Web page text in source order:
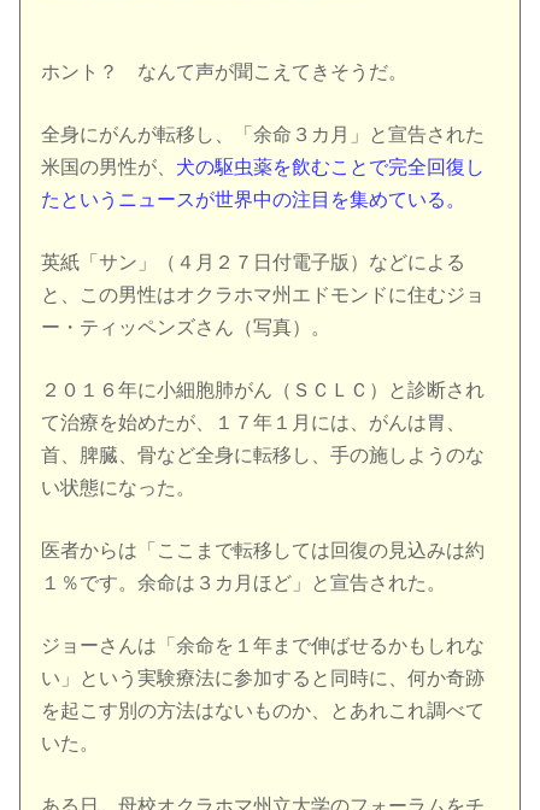
ホント？ なんて声が聞こえてきそうだ。
全身にがんが転移し、「余命３カ月」と宣告された
米国の男性が、 犬の駆虫薬を飲むことで完全回復し
たというニュースが世界中の注目を集めている。
英紙「サン」（４月２７日付電子版）などによる
と、この男性はオクラホマ州エドモンドに住むジョ
ー・ティッペンズさん（写真）。
２０１６年に小細胞肺がん （ＳＣＬＣ）と診断され
て治療を始めたが、１７年１月には、がんは胃、
首、脾臓、骨など全身に転移し、手の施しようのな
い状態になった。
医者からは「ここまで転移しては回復の見込みは約
１％です。余命は３カ月ほど」と宣告された。
ジョーさんは「余命を１年まで伸ばせるかもしれな
い」という実験療法に参加すると同時に、何か奇跡
を起こす別の方法はないものか、とあれこれ調べて
いた。
ある日、母校オクラホマ州立大学のフォーラムをチ